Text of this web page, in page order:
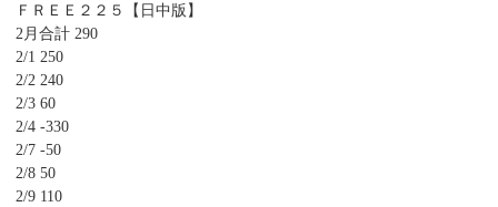
ＦＲＥＥ２２５【日中版】
2月合計 290
2/1 250
2/2 240
2/3 60
2/4 -330
2/7 -50
2/8 50
2/9 110